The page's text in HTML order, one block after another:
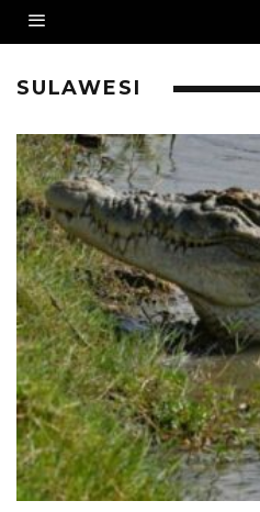
SULAWESI